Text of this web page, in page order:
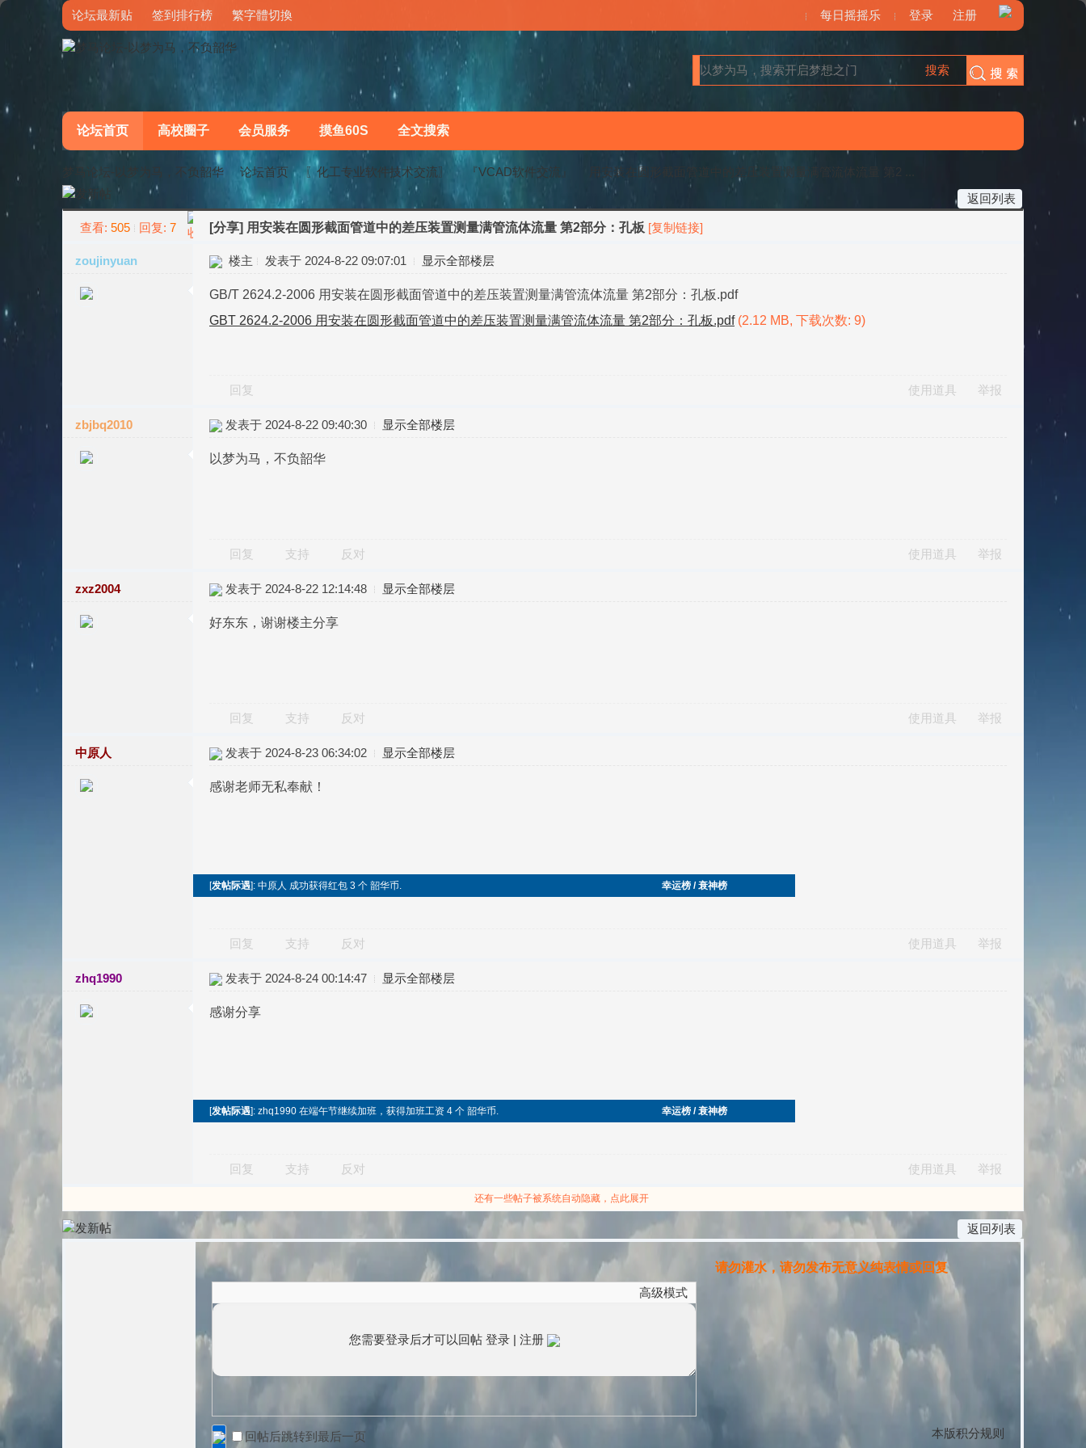
论坛最新贴 签到排行榜 繁字體切換 每日摇摇乐 登录 注册
搜索
论坛首页 高校圈子 会员服务 摸鱼60S 全文搜索
梦马论坛-以梦为马，不负韶华 论坛首页 〖化工专业软件技术交流〗 『VCAD软件交流』
用安装在圆形截面管道中的差压装置测量满管流体流量 第2 ...
返回列表
查看: 505 回复: 7 [分享] 用安装在圆形截面管道中的差压装置测量满管流体流量 第2部分：孔板 [复制链接]
zoujinyuan 楼主 发表于 2024-8-22 09:07:01 显示全部楼层
GB/T 2624.2-2006 用安装在圆形截面管道中的差压装置测量满管流体流量 第2部分：孔板.pdf
GBT 2624.2-2006 用安装在圆形截面管道中的差压装置测量满管流体流量 第2部分：孔板.pdf (2.12 MB, 下载次数: 9)
回复 使用道具 举报
zbjbq2010 发表于 2024-8-22 09:40:30 显示全部楼层
以梦为马，不负韶华
回复 支持 反对 使用道具 举报
zxz2004 发表于 2024-8-22 12:14:48 显示全部楼层
好东东，谢谢楼主分享
回复 支持 反对 使用道具 举报
中原人 发表于 2024-8-23 06:34:02 显示全部楼层
感谢老师无私奉献！
[发帖际遇]: 中原人 成功获得红包 3 个 韶华币. 幸运榜 / 衰神榜
回复 支持 反对 使用道具 举报
zhq1990 发表于 2024-8-24 00:14:47 显示全部楼层
感谢分享
[发帖际遇]: zhq1990 在端午节继续加班，获得加班工资 4 个 韶华币. 幸运榜 / 衰神榜
回复 支持 反对 使用道具 举报
还有一些帖子被系统自动隐藏，点此展开
返回列表
请勿灌水，请勿发布无意义纯表情或回复
高级模式
您需要登录后才可以回帖 登录| 注册
本版积分规则
回帖后跳转到最后一页